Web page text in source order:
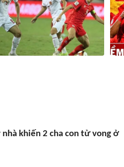
nhà khiến 2 cha con tử vong ở